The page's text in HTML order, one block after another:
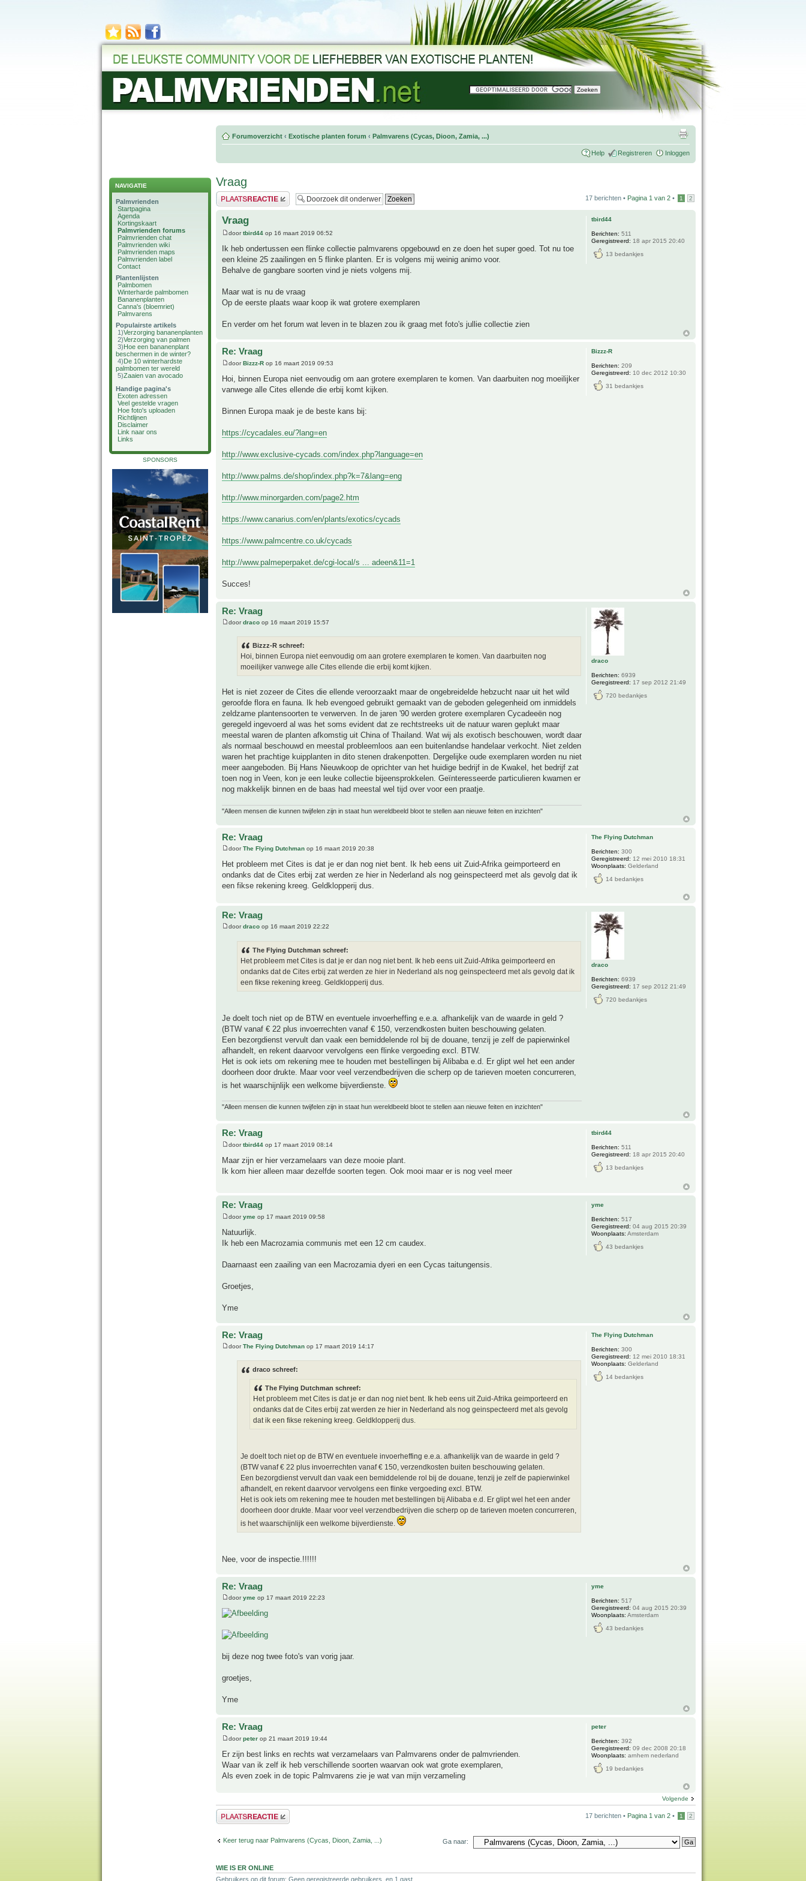
NAVIGATIE
Palmvrienden
Startpagina
Agenda
Kortingskaart
Palmvrienden forums
Palmvrienden chat
Palmvrienden wiki
Palmvrienden maps
Palmvrienden label
Contact
Plantenlijsten
Palmbomen
Winterharde palmbomen
Bananenplanten
Canna's (bloemriet)
Palmvarens
Populairste artikels
1)Verzorging bananenplanten
2)Verzorging van palmen
3)Hoe een bananenplant
beschermen in de winter?
4)De 10 winterhardste
palmbomen ter wereld
5)Zaaien van avocado
Handige pagina's
Exoten adressen
Veel gestelde vragen
Hoe foto's uploaden
Richtlijnen
Disclaimer
Link naar ons
Links
SPONSORS
Forumoverzicht ‹ Exotische planten forum ‹ Palmvarens (Cycas, Dioon, Zamia, ...)
Help Registreren Inloggen
Vraag
Plaats een reactie 17 berichten • Pagina 1 van 2 • 1 2
Vraag
doortbird44 op 16 maart 2019 06:52
Ik heb ondertussen een flinke collectie palmvarens opgebouwd en ze doen het super goed. Tot nu toe
een kleine 25 zaailingen en 5 flinke planten. Er is volgens mij weinig animo voor.
Behalve de gangbare soorten vind je niets volgens mij.
Maar wat is nu de vraag
Op de eerste plaats waar koop ik wat grotere exemplaren
En verder om het forum wat leven in te blazen zou ik graag met foto's jullie collectie zien
tbird44
Berichten: 511
Geregistreerd: 18 apr 2015 20:40
13 bedankjes
Re: Vraag
doorBizzz-R op 16 maart 2019 09:53
Hoi, binnen Europa niet eenvoudig om aan grotere exemplaren te komen. Van daarbuiten nog moeilijker
vanwege alle Cites ellende die erbij komt kijken.
Binnen Europa maak je de beste kans bij:
https://cycadales.eu/?lang=en
http://www.exclusive-cycads.com/index.php?language=en
http://www.palms.de/shop/index.php?k=7&lang=eng
http://www.minorgarden.com/page2.htm
https://www.canarius.com/en/plants/exotics/cycads
https://www.palmcentre.co.uk/cycads
http://www.palmeperpaket.de/cgi-local/s ... adeen&11=1
Succes!
Bizzz-R
Berichten: 209
Geregistreerd: 10 dec 2012 10:30
31 bedankjes
Re: Vraag
doordraco op 16 maart 2019 15:57
Bizzz-R schreef:
Hoi, binnen Europa niet eenvoudig om aan grotere exemplaren te komen. Van daarbuiten nog
moeilijker vanwege alle Cites ellende die erbij komt kijken.
Het is niet zozeer de Cites die ellende veroorzaakt maar de ongebreidelde hebzucht naar uit het wild
geroofde flora en fauna. Ik heb evengoed gebruikt gemaakt van de geboden gelegenheid om inmiddels
zeldzame plantensoorten te verwerven. In de jaren '90 werden grotere exemplaren Cycadeeën nog
geregeld ingevoerd al was het soms evident dat ze rechtstreeks uit de natuur waren geplukt maar
meestal waren de planten afkomstig uit China of Thailand. Wat wij als exotisch beschouwen, wordt daar
als normaal beschouwd en meestal probleemloos aan een buitenlandse handelaar verkocht. Niet zelden
waren het prachtige kuipplanten in dito stenen drakenpotten. Dergelijke oude exemplaren worden nu niet
meer aangeboden. Bij Hans Nieuwkoop de oprichter van het huidige bedrijf in de Kwakel, het bedrijf zat
toen nog in Veen, kon je een leuke collectie bijeensprokkelen. Geïnteresseerde particulieren kwamen er
nog makkelijk binnen en de baas had meestal wel tijd over voor een praatje.
"Alleen mensen die kunnen twijfelen zijn in staat hun wereldbeeld bloot te stellen aan nieuwe feiten en inzichten"
draco
Berichten: 6939
Geregistreerd: 17 sep 2012 21:49
720 bedankjes
Re: Vraag
doorThe Flying Dutchman op 16 maart 2019 20:38
Het probleem met Cites is dat je er dan nog niet bent. Ik heb eens uit Zuid-Afrika geimporteerd en
ondanks dat de Cites erbij zat werden ze hier in Nederland als nog geinspecteerd met als gevolg dat ik
een fikse rekening kreeg. Geldklopperij dus.
The Flying Dutchman
Berichten: 300
Geregistreerd: 12 mei 2010 18:31
Woonplaats: Gelderland
14 bedankjes
Re: Vraag
doordraco op 16 maart 2019 22:22
The Flying Dutchman schreef:
Het probleem met Cites is dat je er dan nog niet bent. Ik heb eens uit Zuid-Afrika geimporteerd en
ondanks dat de Cites erbij zat werden ze hier in Nederland als nog geinspecteerd met als gevolg dat ik
een fikse rekening kreeg. Geldklopperij dus.
Je doelt toch niet op de BTW en eventuele invoerheffing e.e.a. afhankelijk van de waarde in geld ?
(BTW vanaf € 22 plus invoerrechten vanaf € 150, verzendkosten buiten beschouwing gelaten.
Een bezorgdienst vervult dan vaak een bemiddelende rol bij de douane, tenzij je zelf de papierwinkel
afhandelt, en rekent daarvoor vervolgens een flinke vergoeding excl. BTW.
Het is ook iets om rekening mee te houden met bestellingen bij Alibaba e.d. Er glipt wel het een ander
doorheen door drukte. Maar voor veel verzendbedrijven die scherp op de tarieven moeten concurreren,
is het waarschijnlijk een welkome bijverdienste.
"Alleen mensen die kunnen twijfelen zijn in staat hun wereldbeeld bloot te stellen aan nieuwe feiten en inzichten"
draco
Berichten: 6939
Geregistreerd: 17 sep 2012 21:49
720 bedankjes
Re: Vraag
doortbird44 op 17 maart 2019 08:14
Maar zijn er hier verzamelaars van deze mooie plant.
Ik kom hier alleen maar dezelfde soorten tegen. Ook mooi maar er is nog veel meer
tbird44
Berichten: 511
Geregistreerd: 18 apr 2015 20:40
13 bedankjes
Re: Vraag
dooryme op 17 maart 2019 09:58
Natuurlijk.
Ik heb een Macrozamia communis met een 12 cm caudex.
Daarnaast een zaailing van een Macrozamia dyeri en een Cycas taitungensis.
Groetjes,
Yme
yme
Berichten: 517
Geregistreerd: 04 aug 2015 20:39
Woonplaats: Amsterdam
43 bedankjes
Re: Vraag
doorThe Flying Dutchman op 17 maart 2019 14:17
draco schreef:
The Flying Dutchman schreef:
Het probleem met Cites is dat je er dan nog niet bent. Ik heb eens uit Zuid-Afrika geimporteerd en
ondanks dat de Cites erbij zat werden ze hier in Nederland als nog geinspecteerd met als gevolg
dat ik een fikse rekening kreeg. Geldklopperij dus.
Je doelt toch niet op de BTW en eventuele invoerheffing e.e.a. afhankelijk van de waarde in geld ?
(BTW vanaf € 22 plus invoerrechten vanaf € 150, verzendkosten buiten beschouwing gelaten.
Een bezorgdienst vervult dan vaak een bemiddelende rol bij de douane, tenzij je zelf de papierwinkel
afhandelt, en rekent daarvoor vervolgens een flinke vergoeding excl. BTW.
Het is ook iets om rekening mee te houden met bestellingen bij Alibaba e.d. Er glipt wel het een ander
doorheen door drukte. Maar voor veel verzendbedrijven die scherp op de tarieven moeten concurreren,
is het waarschijnlijk een welkome bijverdienste.
Nee, voor de inspectie.!!!!!!
The Flying Dutchman
Berichten: 300
Geregistreerd: 12 mei 2010 18:31
Woonplaats: Gelderland
14 bedankjes
Re: Vraag
dooryme op 17 maart 2019 22:23
bij deze nog twee foto's van vorig jaar.
groetjes,
Yme
yme
Berichten: 517
Geregistreerd: 04 aug 2015 20:39
Woonplaats: Amsterdam
43 bedankjes
Re: Vraag
doorpeter op 21 maart 2019 19:44
Er zijn best links en rechts wat verzamelaars van Palmvarens onder de palmvrienden.
Waar van ik zelf ik heb verschillende soorten waarvan ook wat grote exemplaren,
Als even zoek in de topic Palmvarens zie je wat van mijn verzameling
peter
Berichten: 392
Geregistreerd: 09 dec 2008 20:18
Woonplaats: arnhem nederland
19 bedankjes
Volgende
Plaats een reactie 17 berichten • Pagina 1 van 2 • 1 2
Keer terug naar Palmvarens (Cycas, Dioon, Zamia, ...) Ga naar:
WIE IS ER ONLINE
Gebruikers op dit forum: Geen geregistreerde gebruikers. en 1 gast